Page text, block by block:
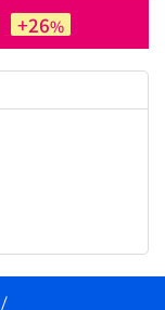
+26%